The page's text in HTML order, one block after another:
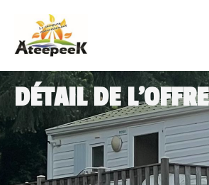
DÉTAIL DE L'OFFRE